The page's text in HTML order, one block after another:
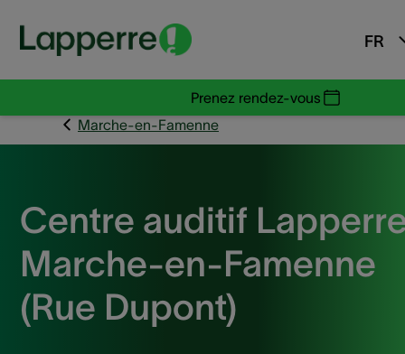
FR
Prenez rendez-vous
Marche-en-Famenne
Centre auditif
Marche-en-Famenne
(Rue Dupont)